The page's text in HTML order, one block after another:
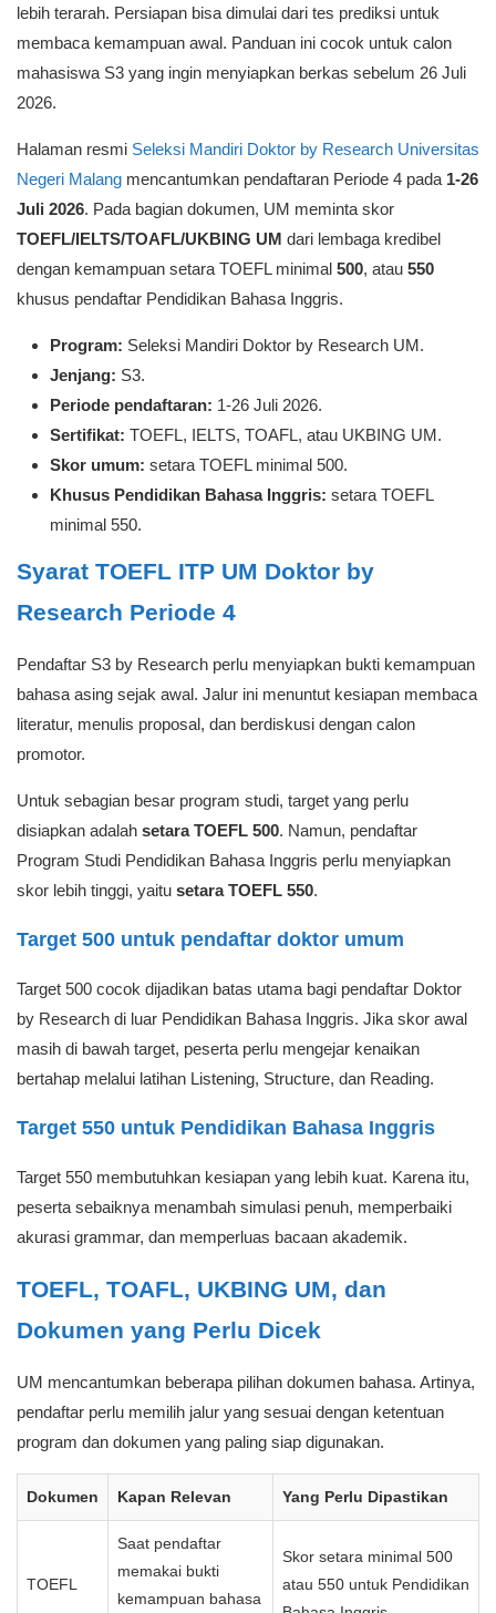
lebih terarah. Persiapan bisa dimulai dari tes prediksi untuk
membaca kemampuan awal. Panduan ini cocok untuk calon
mahasiswa S3 yang ingin menyiapkan berkas sebelum 26 Juli
2026.
Halaman resmi Seleksi Mandiri Doktor by Research Universitas
Negeri Malang mencantumkan pendaftaran Periode 4 pada 1-26
Juli 2026. Pada bagian dokumen, UM meminta skor
TOEFL/IELTS/TOAFL/UKBING UM dari lembaga kredibel
dengan kemampuan setara TOEFL minimal 500, atau 550
khusus pendaftar Pendidikan Bahasa Inggris.
Program: Seleksi Mandiri Doktor by Research UM.
Jenjang: S3.
Periode pendaftaran: 1-26 Juli 2026.
Sertifikat: TOEFL, IELTS, TOAFL, atau UKBING UM.
Skor umum: setara TOEFL minimal 500.
Khusus Pendidikan Bahasa Inggris: setara TOEFL
minimal 550.
Syarat TOEFL ITP UM Doktor by
Research Periode 4
Pendaftar S3 by Research perlu menyiapkan bukti kemampuan
bahasa asing sejak awal. Jalur ini menuntut kesiapan membaca
literatur, menulis proposal, dan berdiskusi dengan calon
promotor.
Untuk sebagian besar program studi, target yang perlu
disiapkan adalah setara TOEFL 500. Namun, pendaftar
Program Studi Pendidikan Bahasa Inggris perlu menyiapkan
skor lebih tinggi, yaitu setara TOEFL 550.
Target 500 untuk pendaftar doktor umum
Target 500 cocok dijadikan batas utama bagi pendaftar Doktor
by Research di luar Pendidikan Bahasa Inggris. Jika skor awal
masih di bawah target, peserta perlu mengejar kenaikan
bertahap melalui latihan Listening, Structure, dan Reading.
Target 550 untuk Pendidikan Bahasa Inggris
Target 550 membutuhkan kesiapan yang lebih kuat. Karena itu,
peserta sebaiknya menambah simulasi penuh, memperbaiki
akurasi grammar, dan memperluas bacaan akademik.
TOEFL, TOAFL, UKBING UM, dan
Dokumen yang Perlu Dicek
UM mencantumkan beberapa pilihan dokumen bahasa. Artinya,
pendaftar perlu memilih jalur yang sesuai dengan ketentuan
program dan dokumen yang paling siap digunakan.
Dokumen Kapan Relevan Yang Perlu Dipastikan
TOEFL
Saat pendaftar
memakai bukti
kemampuan bahasa
Skor setara minimal 500
atau 550 untuk Pendidikan